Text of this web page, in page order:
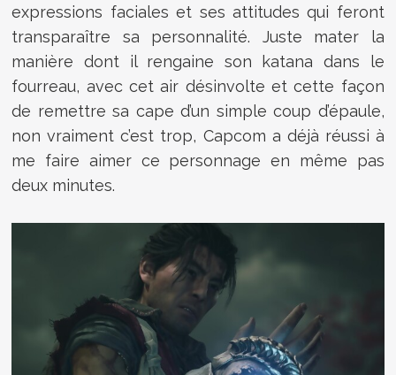
expressions faciales et ses attitudes qui feront
transparaître sa personnalité. Juste mater la
manière dont il rengaine son katana dans le
fourreau, avec cet air désinvolte et cette façon
de remettre sa cape d’un simple coup d’épaule,
non vraiment c’est trop, Capcom a déjà réussi à
me faire aimer ce personnage en même pas
deux minutes.